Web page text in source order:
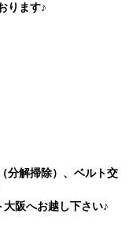
ります♪
分解掃除）、ベルト交
阪へお越し下さい♪